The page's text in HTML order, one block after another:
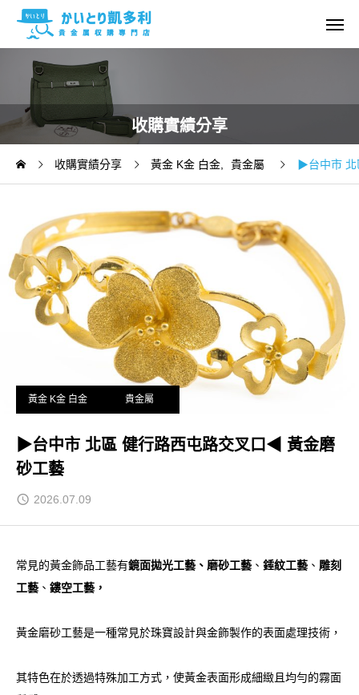
收購實績分享
收購實績分享 黃金 K金 白金 貴金屬 ▶台中市 北
黃金 K金 白金 貴金屬
▶台中市 北區 健行路西屯路交叉口◀ 黃金磨
砂工藝
2026.07.09
常見的黃金飾品工藝有鏡面拋光工藝、磨砂工藝 、 錘紋工藝 、 雕刻
工藝 、 鏤空工藝，
黃金磨砂工藝是一種常見於珠寶設計與金飾製作的表面處理技術，
其特色在於透過特殊加工方式，使黃金表面形成細緻且均勻的霧面